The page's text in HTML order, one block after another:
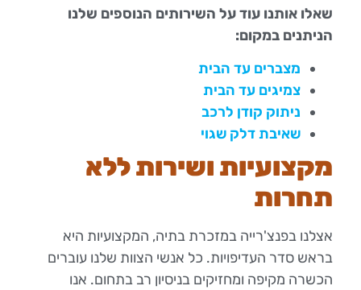
שאלו אותנו עוד על השירותים הנוספים שלנו
הניתנים במקום:
מצברים עד הבית
צמיגים עד הבית
ניתוק קודן לרכב
שאיבת דלק שגוי
מקצועיות ושירות ללא
תחרות
אצלנו בפנצ'רייה במזכרת בתיה, המקצועיות היא
בראש סדר העדיפויות. כל אנשי הצוות שלנו עוברים
הכשרה מקיפה ומחזיקים בניסיון רב בתחום. אנו